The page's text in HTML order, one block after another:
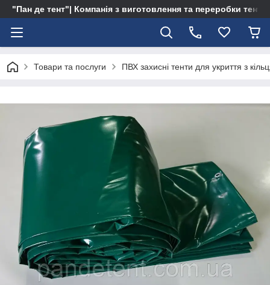
"Пан де тент"| Компанія з виготовлення та переробки тентів
Товари та послуги ПВХ захисні тенти для укриття з